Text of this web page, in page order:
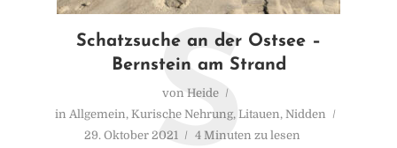
Schatzsuche an der Ostsee –
Bernstein am Strand
von Heide
in Allgemein, Kurische Nehrung, Litauen, Nidden
29. Oktober 2021
4 Minuten zu lesen
S